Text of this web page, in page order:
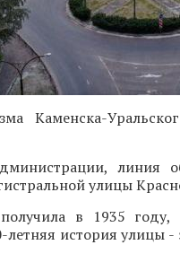
Каменска-
линия
улицы
в 1935
история улицы -